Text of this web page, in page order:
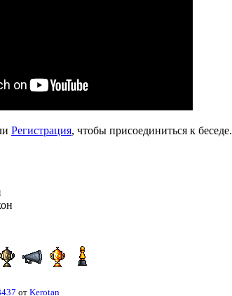
Регистрация, чтобы присоединиться к беседе.
отKerotan